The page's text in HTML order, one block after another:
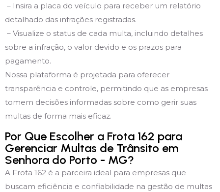
– Insira a placa do veículo para receber um relatório
detalhado das infrações registradas.
– Visualize o status de cada multa, incluindo detalhes
sobre a infração, o valor devido e os prazos para
pagamento.
Nossa plataforma é projetada para oferecer
transparência e controle, permitindo que as empresas
tomem decisões informadas sobre como gerir suas
multas de forma mais eficaz.
Por Que Escolher a Frota 162 para
Gerenciar Multas de Trânsito em
Senhora do Porto - MG?
A Frota 162 é a parceira ideal para empresas que
buscam eficiência e confiabilidade na gestão de multas